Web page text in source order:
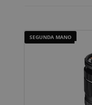
SEGUNDA MANO